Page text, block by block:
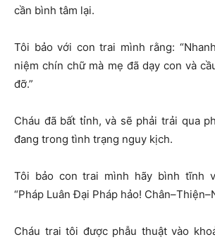
cần bình tâm lại.
Tôi bảo với con trai mình rằng:
niệm chín chữ mà mẹ đã dạy con và
đỡ.”
Cháu đã bất tỉnh, và sẽ phải trải qua
đang trong tình trạng nguy kịch.
Tôi bảo con trai mình hãy bình tĩnh
“Pháp Luân Đại Pháp hảo!
Cháu trai tôi được phẫu thuật vào